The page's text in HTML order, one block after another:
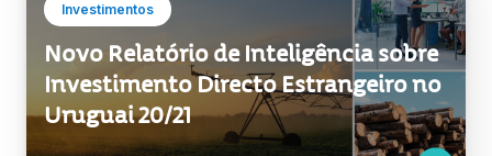
Investimentos
Novo Relatório de Inteligência sobre
Investimento Directo Estrangeiro no
Uruguai 20/21